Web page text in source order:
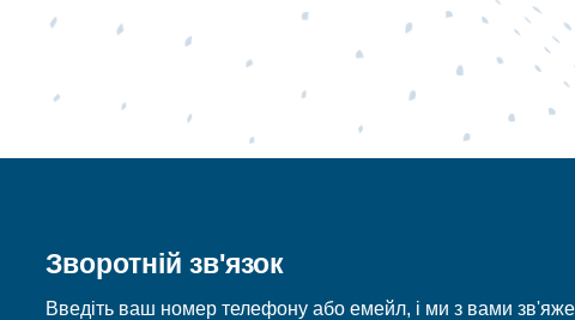
Зворотній зв'язок
Введіть ваш номер телефону або емейл, і ми з вами